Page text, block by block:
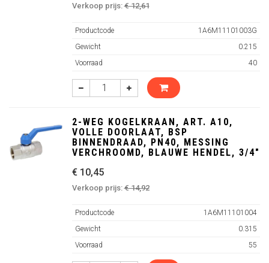
Verkoop prijs:€ 12,61
Productcode
1A6M11101003G
Gewicht
0.215
Voorraad
40
2-WEG KOGELKRAAN, ART. A10,
VOLLE DOORLAAT, BSP
BINNENDRAAD, PN40, MESSING
VERCHROOMD, BLAUWE HENDEL, 3/4"
€ 10,45
Verkoop prijs:€ 14,92
Productcode
1A6M11101004
Gewicht
0.315
Voorraad
55